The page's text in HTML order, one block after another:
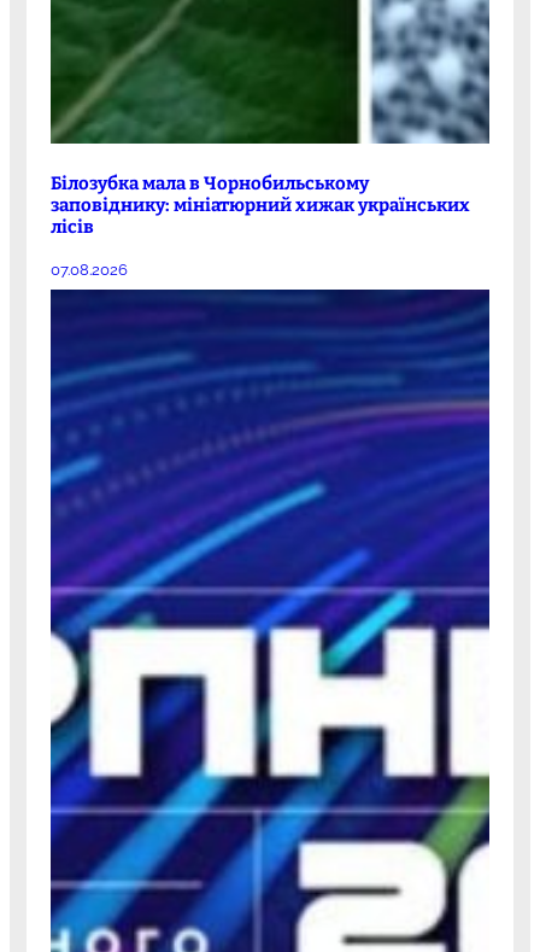
Білозубка мала в Чорнобильському
заповіднику: мініатюрний хижак українських
лісів
07.08.2026